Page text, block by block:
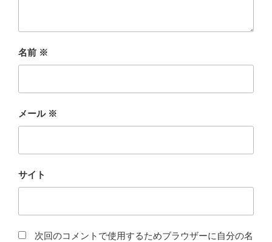
名前 ※
メール ※
サイト
次回のコメントで使用するためブラウザーに自分の名